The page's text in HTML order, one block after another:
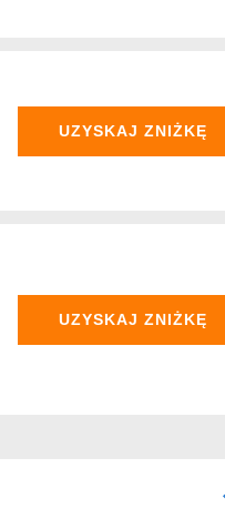
UZYSKAJ ZNIŻKĘ
UZYSKAJ ZNIŻKĘ